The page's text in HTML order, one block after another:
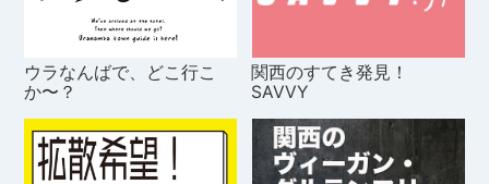
ウラなんばで、どこ行こ
か〜？
関西のすてき発見！
SAVVY